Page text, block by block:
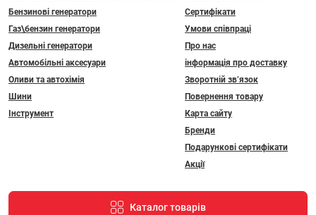
Бензинові генератори
Газ\бензин генератори
Дизельні генератори
Автомобільні аксесуари
Оливи та автохімія
Шини
Інструмент
Сертифікати
Умови співпраці
Про нас
інформація про доставку
Зворотній зв’язок
Повернення товару
Карта сайту
Бренди
Подарункові сертифікати
Акції
Каталог товарів